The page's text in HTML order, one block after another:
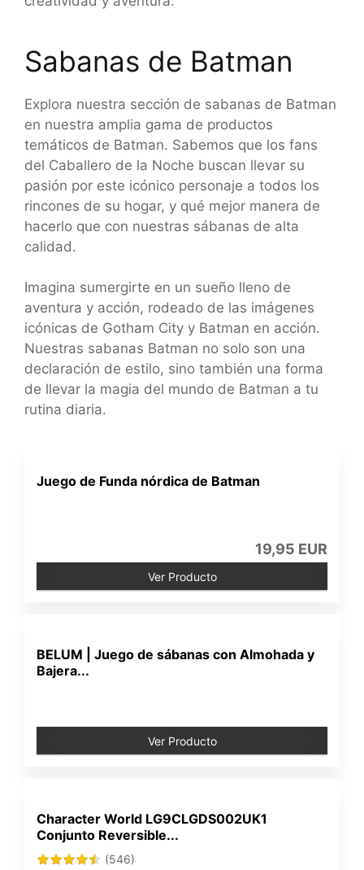
Sabanas de Batman
Explora nuestra sección de sabanas de Batman
en nuestra amplia gama de productos
temáticos de Batman. Sabemos que los fans
del Caballero de la Noche buscan llevar su
pasión por este icónico personaje a todos los
rincones de su hogar, y qué mejor manera de
hacerlo que con nuestras sábanas de alta
calidad.
Imagina sumergirte en un sueño lleno de
aventura y acción, rodeado de las imágenes
icónicas de Gotham City y Batman en acción.
Nuestras sabanas Batman no solo son una
declaración de estilo, sino también una forma
de llevar la magia del mundo de Batman a tu
rutina diaria.
Juego de Funda nórdica de Batman
19,95 EUR
Ver Producto
BELUM | Juego de sábanas con Almohada y
Bajera...
Ver Producto
Character World LG9CLGDS002UK1
Conjunto Reversible...
(546)